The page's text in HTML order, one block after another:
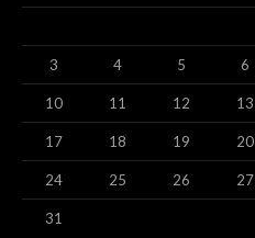
3 4 5 6
10 11 12 13
17 18 19 20
24 25 26 27
31